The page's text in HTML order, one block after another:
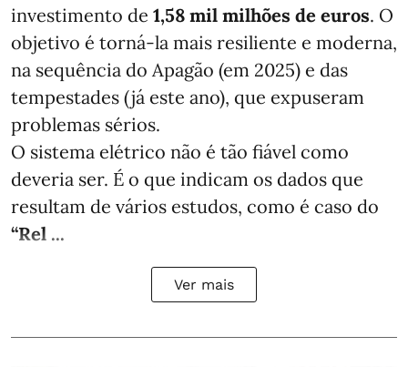
investimento de 1,58 mil milhões de euros. O
objetivo é torná-la mais resiliente e moderna,
na sequência do Apagão (em 2025) e das
tempestades (já este ano), que expuseram
problemas sérios.
O sistema elétrico não é tão fiável como
deveria ser. É o que indicam os dados que
resultam de vários estudos, como é caso do
“Rel ...
Ver mais